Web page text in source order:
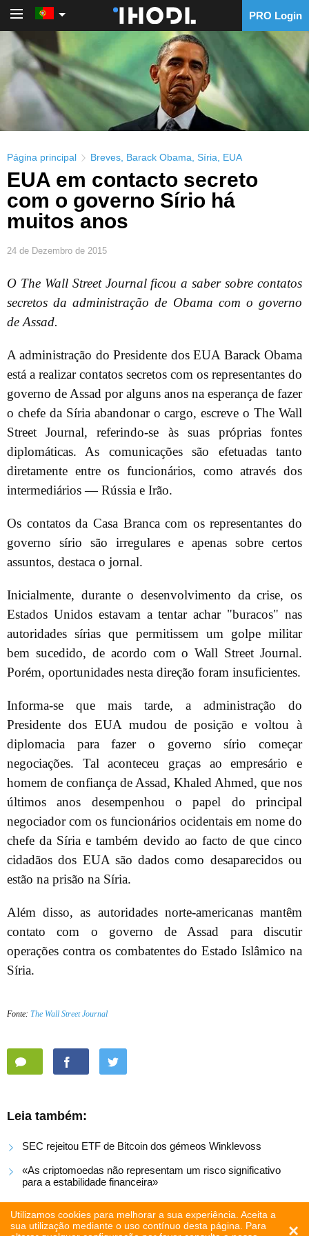
Utilizamos cookies para melhorar a sua experiência. Aceita a
sua utilização mediante o uso contínuo desta página. Para
×
PRO Login
Página principal Breves Barack Obama Síria EUA
EUA em contacto secreto
com o governo Sírio há
muitos anos
24 de Dezembro de 2015
O The Wall Street Journal ficou a saber sobre contatos
secretos da administração de Obama com o governo
de Assad.
A administração do Presidente dos EUA Barack Obama
está a realizar contatos secretos com os representantes do
governo de Assad por alguns anos na esperança de fazer
o chefe da Síria abandonar o cargo, escreve o The Wall
Street Journal, referindo-se às suas próprias fontes
diplomáticas. As comunicações são efetuadas tanto
diretamente entre os funcionários, como através dos
intermediários — Rússia e Irão.
Os contatos da Casa Branca com os representantes do
governo sírio são irregulares e apenas sobre certos
assuntos, destaca o jornal.
Inicialmente, durante o desenvolvimento da crise, os
Estados Unidos estavam a tentar achar "buracos" nas
autoridades sírias que permitissem um golpe militar
bem sucedido, de acordo com o Wall Street Journal.
Porém, oportunidades nesta direção foram insuficientes.
Informa-se que mais tarde, a administração do
Presidente dos EUA mudou de posição e voltou à
diplomacia para fazer o governo sírio começar
negociações. Tal aconteceu graças ao empresário e
homem de confiança de Assad, Khaled Ahmed, que nos
últimos anos desempenhou o papel do principal
negociador com os funcionários ocidentais em nome do
chefe da Síria e também devido ao facto de que cinco
cidadãos dos EUA são dados como desaparecidos ou
estão na prisão na Síria.
Além disso, as autoridades norte-americanas mantêm
contato com o governo de Assad para discutir
operações contra os combatentes do Estado Islâmico na
Síria.
Fonte: The Wall Street Journal
Leia também:
SEC rejeitou ETF de Bitcoin dos gémeos Winklevoss
«As criptomoedas não representam um risco significativo
para a estabilidade financeira»
Fundador da Coinbase lançou plataforma de beneficência